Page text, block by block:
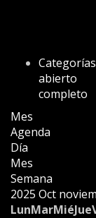
Categorías
abierto
completo
Mes
Agenda
Día
Mes
Semana
2025 Oct
LunMarMiéJue